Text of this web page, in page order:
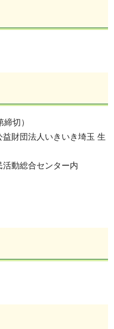
切）
財団法人いきいき埼玉 生
動総合センター内